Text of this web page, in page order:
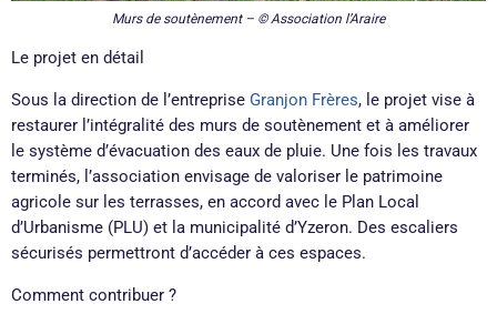
Murs de soutènement – © Association l’Araire
Le projet en détail
Sous la direction de l’entreprise Granjon Frères, le projet vise à
restaurer l’intégralité des murs de soutènement et à améliorer
le système d’évacuation des eaux de pluie. Une fois les travaux
terminés, l’association envisage de valoriser le patrimoine
agricole sur les terrasses, en accord avec le Plan Local
d’Urbanisme (PLU) et la municipalité d’Yzeron. Des escaliers
sécurisés permettront d’accéder à ces espaces.
Comment contribuer ?